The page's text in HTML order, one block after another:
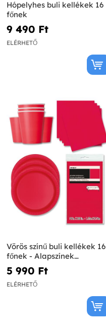
Hópelyhes buli kellékek 16
főnek
9 490 Ft‎
ELÉRHETŐ
Vörös színű buli kellékek 16
főnek - Alapszínek
Termékvonal
5 990 Ft‎
ELÉRHETŐ